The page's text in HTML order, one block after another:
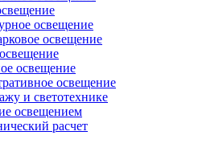
освещение
освещение
освещение
освещение
и светотехнике
освещением
расчет